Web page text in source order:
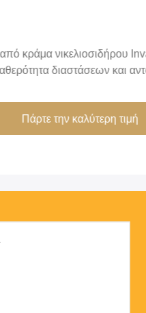
κράμα νικελιοσιδήρου
διαστάσεων και
Πάρτε την καλύτερη τιμή